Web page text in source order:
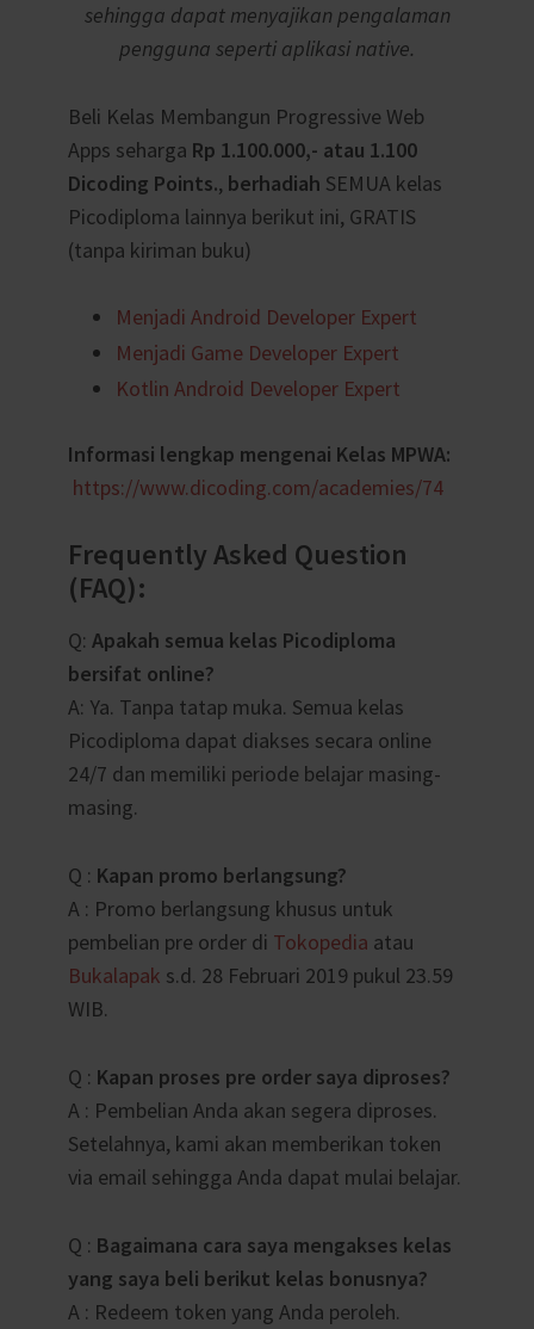
sehingga dapat menyajikan pengalaman
pengguna seperti aplikasi native.
Beli Kelas Membangun Progressive Web
Apps seharga Rp 1.100.000,- atau 1.100
Dicoding Points., berhadiah SEMUA kelas
Picodiploma lainnya berikut ini, GRATIS
(tanpa kiriman buku)
Menjadi Android Developer Expert
Menjadi Game Developer Expert
Kotlin Android Developer Expert
Informasi lengkap mengenai Kelas MPWA:
https://www.dicoding.com/academies/74
Frequently Asked Question
(FAQ):
Q: Apakah semua kelas Picodiploma
bersifat online?
A: Ya. Tanpa tatap muka. Semua kelas
Picodiploma dapat diakses secara online
24/7 dan memiliki periode belajar masing-
masing.
Q : Kapan promo berlangsung?
A : Promo berlangsung khusus untuk
pembelian pre order di Tokopedia atau
Bukalapak s.d. 28 Februari 2019 pukul 23.59
WIB.
Q : Kapan proses pre order saya diproses?
A : Pembelian Anda akan segera diproses.
Setelahnya, kami akan memberikan token
via email sehingga Anda dapat mulai belajar.
Q : Bagaimana cara saya mengakses kelas
yang saya beli berikut kelas bonusnya?
A : Redeem token yang Anda peroleh.